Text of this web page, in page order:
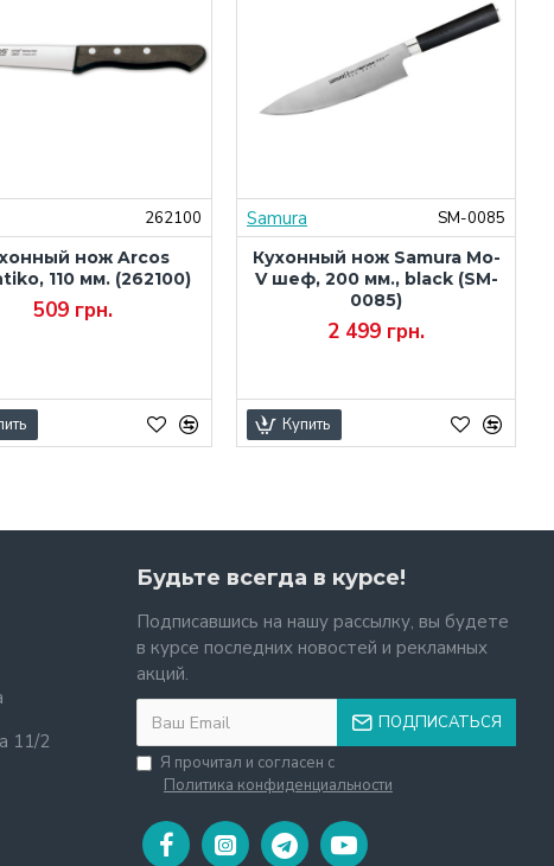
262100
нож Arcos
110 мм. (262100)
509 грн.
Samura
SM-0085
Кухонный нож Samura Mo-
V шеф, 200 мм., black (SM-
0085)
2 499 грн.
Купить
11/2
Будьте всегда в курсе!
Подписавшись на нашу рассылку, вы будете
в курсе последних новостей и рекламных
акций.
ПОДПИСАТЬСЯ
Я прочитал и согласен с
Политика конфиденциальности